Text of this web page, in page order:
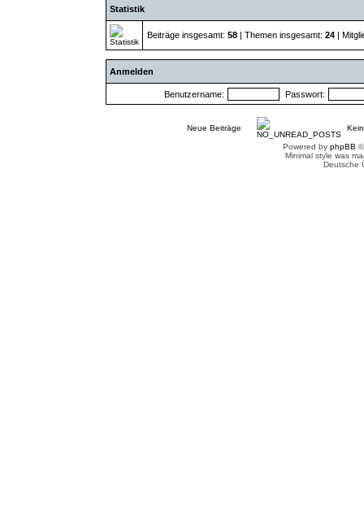
Statistik
Beiträge insgesamt: 58 | Themen insgesamt: 24 |
Anmelden
Benutzername: Passwort:
Neue Beiträge
Powered by phpBB
Minimal style was
Deutsche